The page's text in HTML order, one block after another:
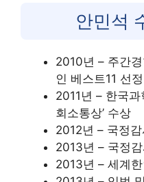
안민석
2010년 – 주간
인 베스트11 선정
2011년 – 한국
회소통상’ 수상
2012년 – 국정
2013년 – 국정
2013년 – 세계